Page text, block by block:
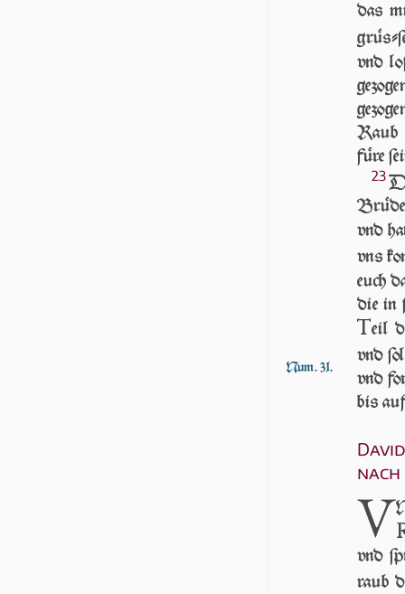
das
vnd
Raub
füre
Num. 31.
23
vnd
vns
euch
die in
Teil
vnd
vnd
bis
nach
V
vnd
raub